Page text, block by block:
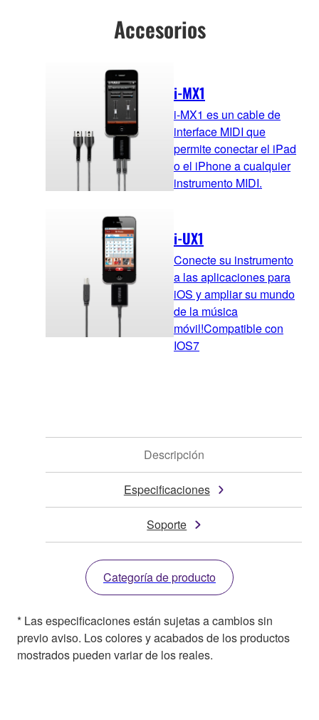
Accesorios
i-MX1
i-MX1 es un cable de
interface MIDI que
permite conectar el iPad
o el iPhone a cualquier
instrumento MIDI.
i-UX1
Conecte su instrumento
a las aplicaciones para
iOS y ampliar su mundo
de la música
móvil!Compatible con
IOS7
Descripción
Especificaciones
Soporte
Categoría de producto
* Las especificaciones están sujetas a cambios sin
previo aviso. Los colores y acabados de los productos
mostrados pueden variar de los reales.